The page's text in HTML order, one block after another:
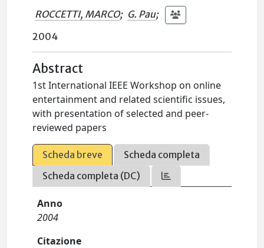
ROCCETTI, MARCO; G. Pau;
2004
Abstract
1st International IEEE Workshop on online
entertainment and related scientific issues,
with presentation of selected and peer-
reviewed papers
Scheda breve
Scheda completa
Scheda completa (DC)
Anno
2004
Citazione